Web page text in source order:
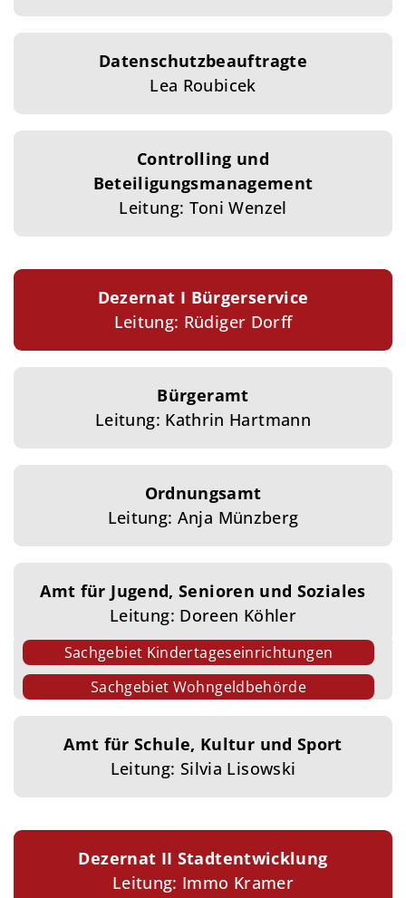
Datenschutzbeauftragte
Lea Roubicek
Controlling und
Beteiligungsmanagement
Leitung: Toni Wenzel
Dezernat I Bürgerservice
Leitung: Rüdiger Dorff
Bürgeramt
Leitung: Kathrin Hartmann
Ordnungsamt
Leitung: Anja Münzberg
Amt für Jugend, Senioren und Soziales
Leitung: Doreen Köhler
Sachgebiet Kindertageseinrichtungen
Sachgebiet Wohngeldbehörde
Amt für Schule, Kultur und Sport
Leitung: Silvia Lisowski
Dezernat II Stadtentwicklung
Leitung: Immo Kramer